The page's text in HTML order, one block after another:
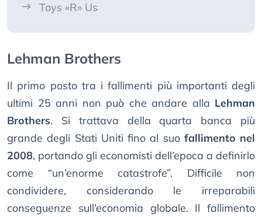
Toys «R» Us
Lehman Brothers
Il primo posto tra i fallimenti più importanti degli
ultimi 25 anni non può che andare alla Lehman
Brothers. Si trattava della quarta banca più
grande degli Stati Uniti fino al suo fallimento nel
2008, portando gli economisti dell’epoca a definirlo
come “un’enorme catastrofe”. Difficile non
condividere, considerando le irreparabili
conseguenze sull’economia globale. Il fallimento